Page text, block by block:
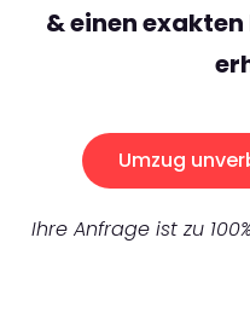
& einen
Umzug
Ihre Anfrage ist zu